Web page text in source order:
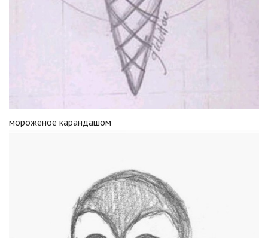
мороженое карандашом